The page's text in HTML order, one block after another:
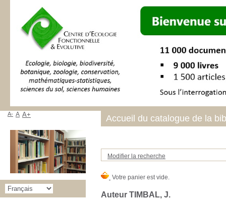
Modifier la recherche
Auteur TIMBAL, J.
Accueil du catalogue de la
A- A A+